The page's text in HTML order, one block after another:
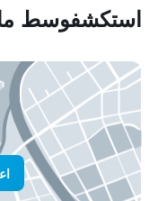
استكشفوسط